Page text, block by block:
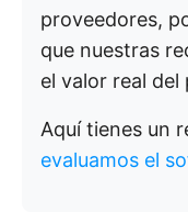
proveedores,
que nuestras
el valor real del
Aquí tienes un
evaluamos el